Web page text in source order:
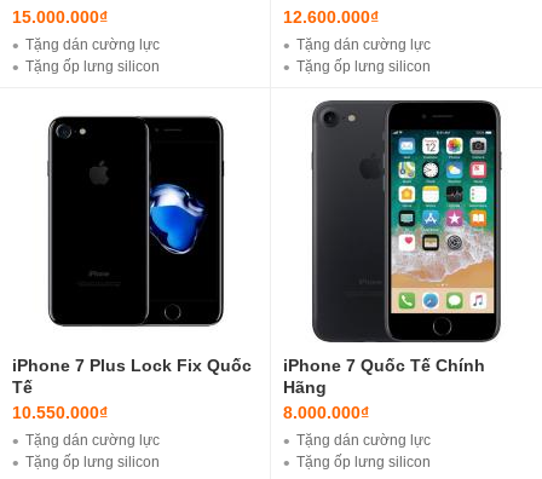
15.000.000₫
Tặng dán cường lực
Tặng ốp lưng silicon
12.600.000₫
Tặng dán cường lực
Tặng ốp lưng silicon
Miễn phí ship nội thành ( Hà Nội )
iPhone 7 Plus Lock Fix Quốc
Tế
10.550.000₫
Tặng dán cường lực
Tặng ốp lưng silicon
iPhone 7 Quốc Tế Chính
Hãng
8.000.000₫
Tặng dán cường lực
Tặng ốp lưng silicon